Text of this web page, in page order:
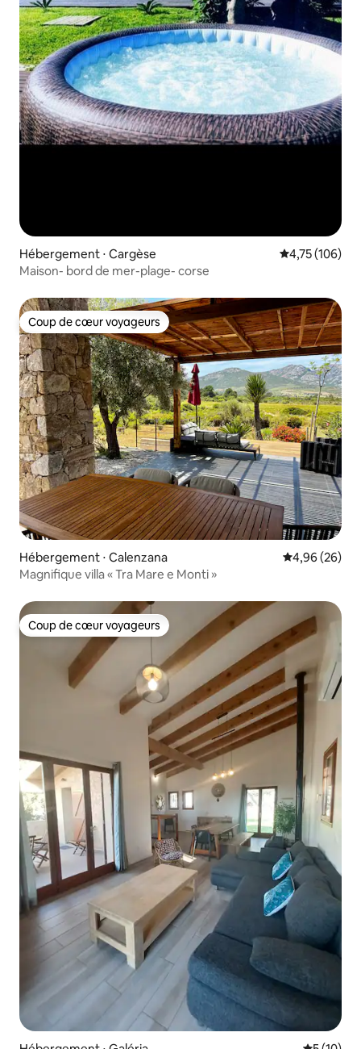
Hébergement ⋅ Cargèse Évaluation
4,75 (106)
Maison- bord de mer-plage- corse
Coup de cœur voyageurs
Coup de cœur voyageurs
Hébergement ⋅ Calenzana Évaluation
4,96 (26)
Magnifique villa « Tra Mare e Monti »
Coup de cœur voyageurs
Coup de cœur voyageurs